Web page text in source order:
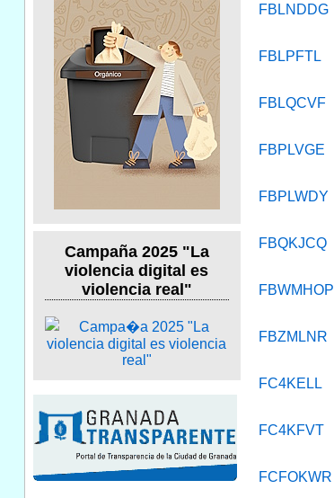
Campaña 2025 "La
violencia digital es
violencia real"
FBLNDDG
FBLPFTL
FBLQCVF
FBPLVGE
FBPLWDY
FBQKJCQ
FBWMHOP
FBZMLNR
FC4KELL
FC4KFVT
FCFOKWR